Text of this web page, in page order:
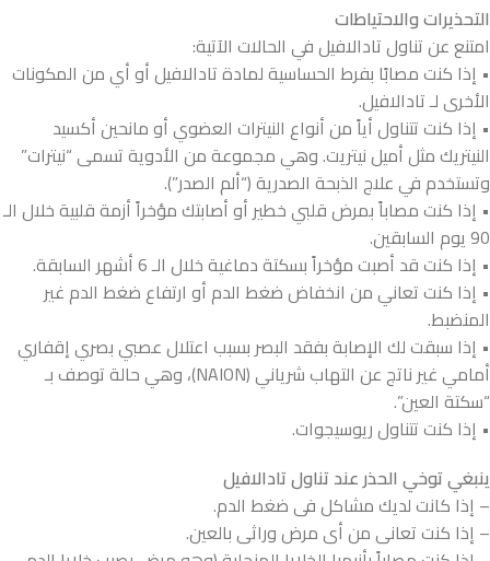
التحذيرات والاحتياطات
امتنع عن تناول تادالافيل في الحالات الآتية:
• إذا كنت مصابًا بفرط الحساسية لمادة تادالافيل أو أي من المكونات
الأخرى لـ تادالافيل.
• إذا كنت تتناول أياً من أنواع النيترات العضوي أو مانحين أكسيد
النيتريك مثل أميل نيتريت. وهي مجموعة من الأدوية تسمى “نيترات”
وتستخدم في علاج الذبحة الصدرية (“ألم الصدر”).
• إذا كنت مصاباً بمرض قلبي خطير أو أصابتك مؤخراً أزمة قلبية خلال الـ
90 يوم السابقين.
• إذا كنت قد أصبت مؤخراً بسكتة دماغية خلال الـ 6 أشهر السابقة.
• إذا كنت تعاني من انخفاض ضغط الدم أو ارتفاع ضغط الدم غير
المنضبط.
• إذا سبقت لك الإصابة بفقد البصر بسبب اعتلال عصبي بصري إقفاري
أمامي غير ناتج عن التهاب شرياني (NAION)، وهي حالة توصف بـ
“سكتة العين”.
• إذا كنت تتناول ريوسيجوات.
ينبغي توخي الحذر عند تناول تادالافيل
– إذا كانت لديك مشاكل فى ضغط الدم.
– إذا كنت تعانى من أى مرض وراثى بالعين.